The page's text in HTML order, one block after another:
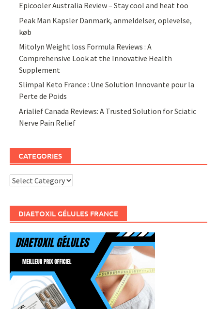
Epicooler Australia Review – Stay cool and heat too
Peak Man Kapsler Danmark, anmeldelser, oplevelse,
køb
Mitolyn Weight loss Formula Reviews : A
Comprehensive Look at the Innovative Health
Supplement
Slimpal Keto France : Une Solution Innovante pour la
Perte de Poids
Arialief Canada Reviews: A Trusted Solution for Sciatic
Nerve Pain Relief
CATEGORIES
Categories
DIAETOXIL GÉLULES FRANCE